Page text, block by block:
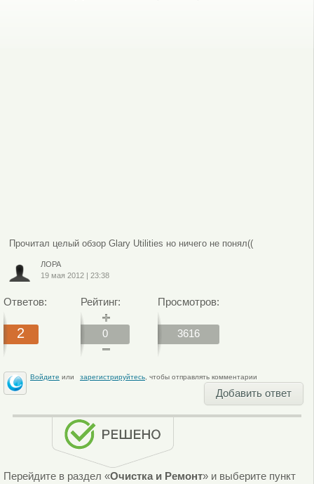
Прочитал целый обзор Glary Utilities но ничего не понял((
ЛОРА
19 мая 2012| 23:38
Ответов:
2
Рейтинг:
0
Просмотров:
3616
Войдите или зарегистрируйтесь, чтобы отправлять комментарии
Добавить ответ
Перейдите в раздел «Очистка и Ремонт» и выберите пункт